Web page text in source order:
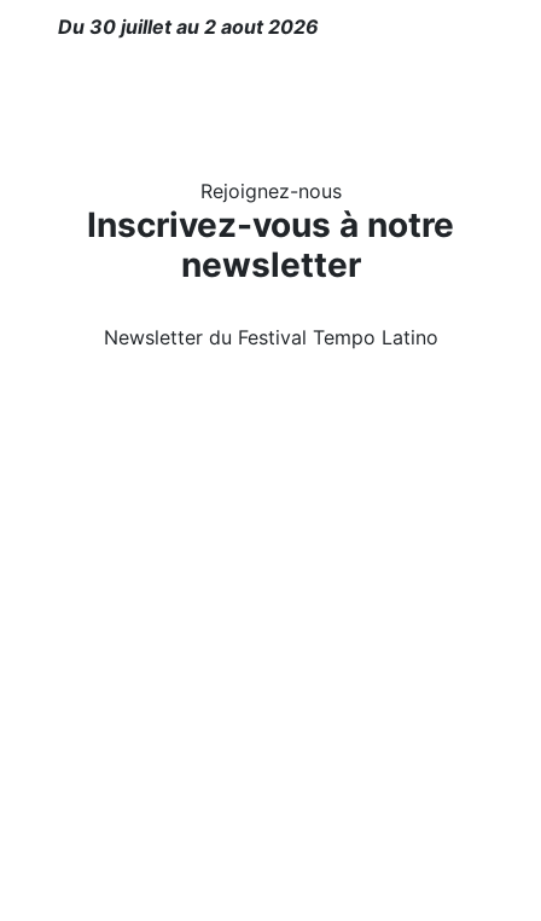
Du 30 juillet au 2 aout 2026
Rejoignez-nous
Inscrivez-vous à notre
newsletter
Newsletter du Festival Tempo Latino